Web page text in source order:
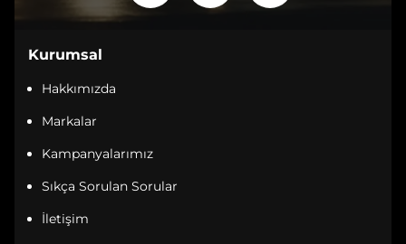
Kurumsal
Hakkımızda
Markalar
Kampanyalarımız
Sıkça Sorulan Sorular
İletişim